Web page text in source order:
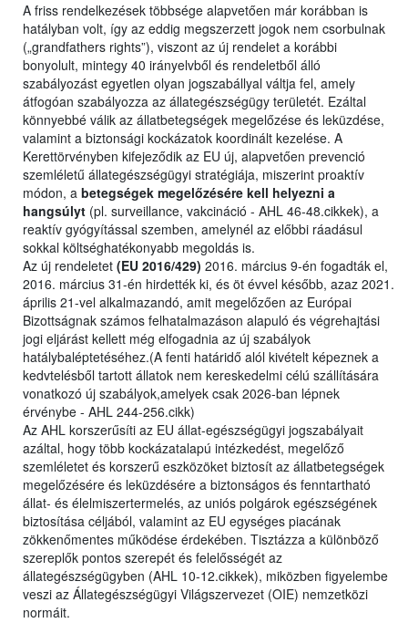
A friss rendelkezések többsége alapvetően már korábban is
hatályban volt, így az eddig megszerzett jogok nem csorbulnak
(„grandfathers rights”), viszont az új rendelet a korábbi
bonyolult, mintegy 40 irányelvből és rendeletből álló
szabályozást egyetlen olyan jogszabállyal váltja fel, amely
átfogóan szabályozza az állategészségügy területét. Ezáltal
könnyebbé válik az állatbetegségek megelőzése és leküzdése,
valamint a biztonsági kockázatok koordinált kezelése. A
Kerettörvényben kifejeződik az EU új, alapvetően prevenció
szemléletű állategészségügyi stratégiája, miszerint proaktív
módon, a betegségek megelőzésére kell helyezni a
hangsúlyt (pl. surveillance, vakcináció - AHL 46-48.cikkek), a
reaktív gyógyítással szemben, amelynél az előbbi ráadásul
sokkal költséghatékonyabb megoldás is.
Az új rendeletet (EU 2016/429) 2016. március 9-én fogadták el,
2016. március 31-én hirdették ki, és öt évvel később, azaz 2021.
április 21-vel alkalmazandó, amit megelőzően az Európai
Bizottságnak számos felhatalmazáson alapuló és végrehajtási
jogi eljárást kellett még elfogadnia az új szabályok
hatálybaléptetéséhez.(A fenti határidő alól kivételt képeznek a
kedvtelésből tartott állatok nem kereskedelmi célú szállítására
vonatkozó új szabályok,amelyek csak 2026-ban lépnek
érvénybe - AHL 244-256.cikk)
Az AHL korszerűsíti az EU állat-egészségügyi jogszabályait
azáltal, hogy több kockázatalapú intézkedést, megelőző
szemléletet és korszerű eszközöket biztosít az állatbetegségek
megelőzésére és leküzdésére a biztonságos és fenntartható
állat- és élelmiszertermelés, az uniós polgárok egészségének
biztosítása céljából, valamint az EU egységes piacának
zökkenőmentes működése érdekében. Tisztázza a különböző
szereplők pontos szerepét és felelősségét az
állategészségügyben (AHL 10-12.cikkek), miközben figyelembe
veszi az Állategészségügyi Világszervezet (OIE) nemzetközi
normáit.